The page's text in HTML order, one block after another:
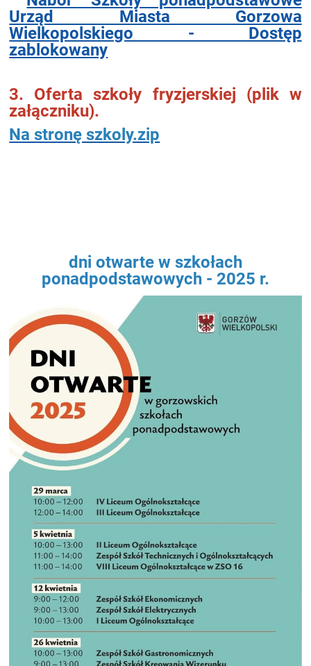
Urząd Miasta Gorzowa
Wielkopolskiego - Dostęp
zablokowany
3. Oferta szkoły fryzjerskiej (plik w
załączniku).
Na stronę szkoly.zip
dni otwarte w szkołach
ponadpodstawowych - 2025 r.